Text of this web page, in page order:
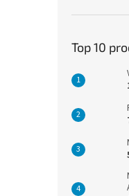
Top 10